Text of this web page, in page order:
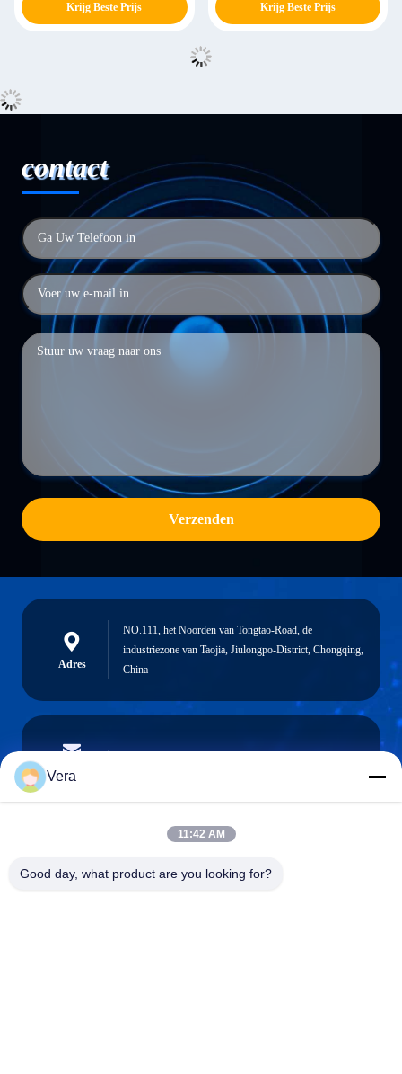
Krijg Beste Prijs Krijg Beste Prijs
contact
Verzenden
Adres
NO.111, het Noorden van Tongtao-Road, de
industriezone van Taojia, Jiulongpo-District, Chongqing,
China
E-mail
Telefoon
Vera
11:42 AM
Good day, what product are you looking for?